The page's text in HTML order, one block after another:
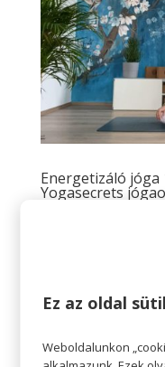
Energetizáló jóga
Yogasecrets
Hello
Frissítsd fel magad
hatásait! Nincs
Ez az oldal
Weboldalunkon